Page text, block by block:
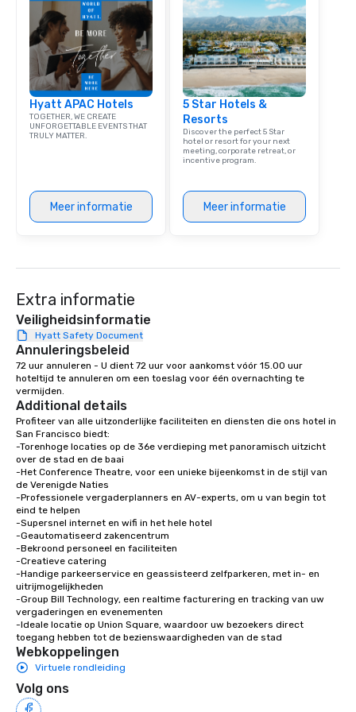
team building. All-Inclusive Group
Dining When meeting
corporate group
Smacking Foodie
group is assured a
experience with three
signature dishes at
person with tax and
included. The only
provides guests a
at various stops. Build Your Network
a typical sit-down
with different people
down at each venue
experiences not only
Lip Smacking Foodie
experiences can
Stress-Free Booking
enjoy the company of
more easily. You’ll
knowing that
Hyatt APAC Hotels
TOGETHER, WE CREATE
UNFORGETTABLE EVENTS THAT
TRULY MATTER.
Meer informatie
5 Star Hotels &
Resorts
Discover the perfect 5 Star
hotel or resort for your next
meeting, corporate retreat, or
incentive program.
Meer informatie
Extra informatie
Veiligheidsinformatie
Hyatt Safety Document
Annuleringsbeleid
72 uur annuleren - U dient 72 uur voor aankomst vóór 15.00 uur
hoteltijd te annuleren om een toeslag voor één overnachting te
vermijden.
Additional details
Profiteer van alle uitzonderlijke faciliteiten en diensten die ons hotel in
San Francisco biedt:
-Torenhoge locaties op de 36e verdieping met panoramisch uitzicht
over de stad en de baai
-Het Conference Theatre, voor een unieke bijeenkomst in de stijl van
de Verenigde Naties
-Professionele vergaderplanners en AV-experts, om u van begin tot
eind te helpen
-Supersnel internet en wifi in het hele hotel
-Geautomatiseerd zakencentrum
-Bekroond personeel en faciliteiten
-Creatieve catering
-Handige parkeerservice en geassisteerd zelfparkeren, met in- en
uitrijmogelijkheden
-Group Bill Technology, een realtime facturering en tracking van uw
vergaderingen en evenementen
-Ideale locatie op Union Square, waardoor uw bezoekers direct
toegang hebben tot de bezienswaardigheden van de stad
Webkoppelingen
Virtuele rondleiding
Volg ons